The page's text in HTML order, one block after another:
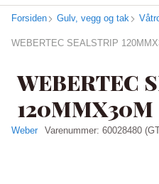
Forsiden Gulv, vegg og tak
WEBERTEC SEALSTRIP
WEBERTEC
120MMX30M
Weber Varenummer: 60028480